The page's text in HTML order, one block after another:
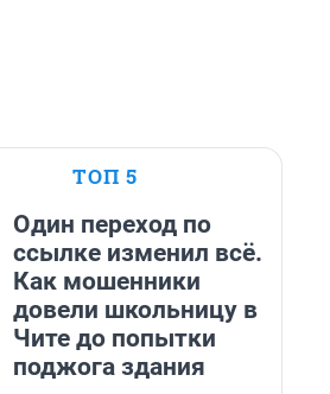
ТОП 5
Один переход по
ссылке изменил всё.
Как мошенники
довели школьницу в
Чите до попытки
поджога здания